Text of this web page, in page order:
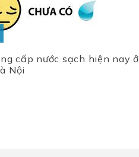
cấp nước sạch hiện nay ở
Nội